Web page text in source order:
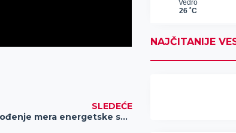
SLEDEĆE
Javni poziv za sprovođenje mera energetske sanacije
NAJČITANIJE